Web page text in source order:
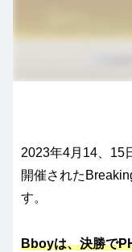
2023年4月14、15
開催された
す。
Bboyは、決勝で